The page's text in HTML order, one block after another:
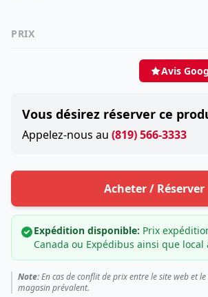
PRIX
Avis
Vous désirez réserver ce
Appelez-nous au (819) 566-3333
Acheter / Réserver
Expédition disponible: Prix
Canada ou Expédibus ainsi que
Note:En cas de conflit de prix entre le site web et
magasin prévalent.